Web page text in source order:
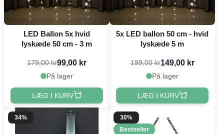
LED Ballon 5x hvid
lyskæde 50 cm - 3 m
179,00 kr99,00 kr
På lager
LÆG I KURV
5x LED ballon 50 cm - hvid
lyskæde 5 m
199,00 kr149,00 kr
På lager
LÆG I KURV
34%
30%
Bestseller